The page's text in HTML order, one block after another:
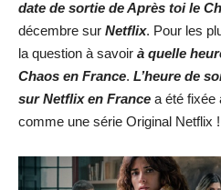
date de sortie de Après toi le
décembre sur Netflix. Pour les
la question à savoir à quelle
Chaos en France. L’heure de
sur Netflix en France a été fixée
comme une série Original Netflix !